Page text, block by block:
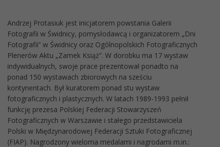
Andrzej Protasiuk jest inicjatorem powstania Galerii
Fotografii w Świdnicy, pomysłodawcą i organizatorem „Dni
Fotografii” w Świdnicy oraz Ogólnopolskich Fotograficznych
Plenerów Aktu „Zamek Książ”. W dorobku ma 17 wystaw
indywidualnych, swoje prace prezentował ponadto na
ponad 150 wystawach zbiorowych na sześciu
kontynentach. Był kuratorem ponad stu wystaw
fotograficznych i plastycznych. W latach 1989-1993 pełnił
funkcję prezesa Polskiej Federacji Stowarzyszeń
Fotograficznych w Warszawie i stałego przedstawiciela
Polski w Międzynarodowej Federacji Sztuki Fotograficznej
(FIAP). Nagrodzony wieloma medalami i nagrodami m.in.: